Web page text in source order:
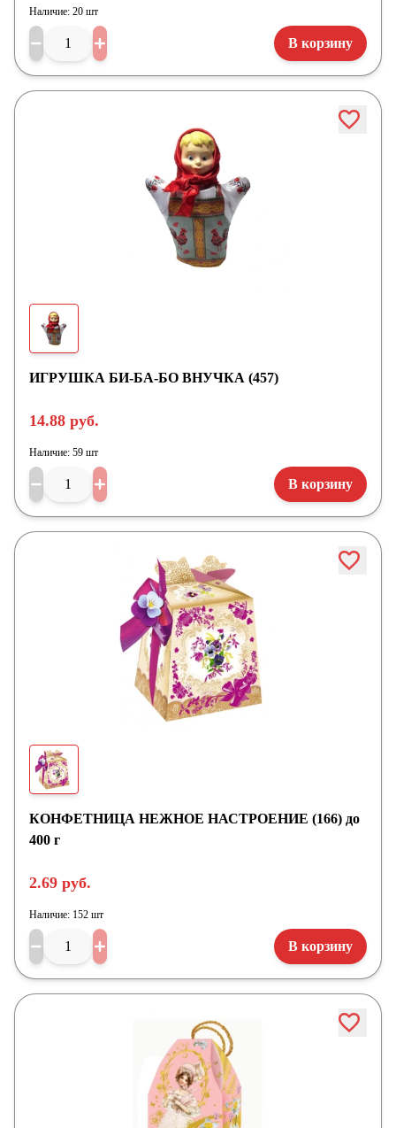
Наличие: 20 шт
В корзину
ИГРУШКА БИ-БА-БО ВНУЧКА (457)
14.88 руб.
Наличие: 59 шт
В корзину
КОНФЕТНИЦА НЕЖНОЕ НАСТРОЕНИЕ (166) до
400 г
2.69 руб.
Наличие: 152 шт
В корзину